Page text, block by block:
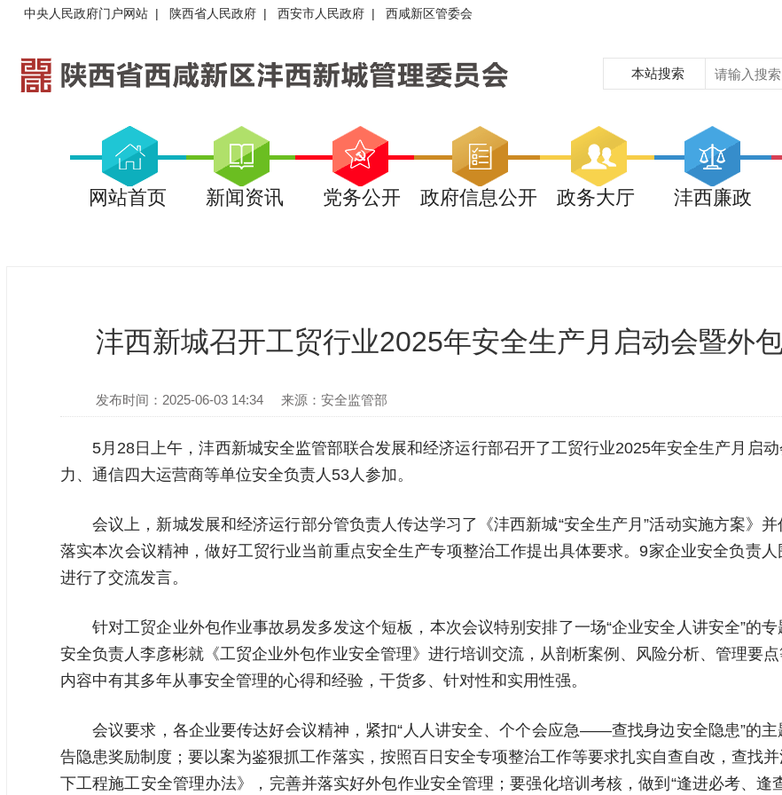
中央人民政府门户网站 | 陕西省人民政府 | 西安市人民政府 | 西咸新区管委会
本站搜索
网站首页 新闻资讯 党务公开 政府信息公开 政务大厅 沣西廉政
沣西新城召开工贸行业2025年安全生产月启动会暨外
发布时间：2025-06-03 14:34 来源：安全监管部
5月28日上午，沣西新城安全监管部联合发展和经济运行部召开了工贸行业2025年安全生产月启
力、通信四大运营商等单位安全负责人53人参加。
会议上，新城发展和经济运行部分管负责人传达学习了《沣西新城“安全生产月”活动实施方案》
落实本次会议精神，做好工贸行业当前重点安全生产专项整治工作提出具体要求。9家企业安全负责
进行了交流发言。
针对工贸企业外包作业事故易发多发这个短板，本次会议特别安排了一场“企业安全人讲安全”的
安全负责人李彦彬就《工贸企业外包作业安全管理》进行培训交流，从剖析案例、风险分析、管理要
内容中有其多年从事安全管理的心得和经验，干货多、针对性和实用性强。
会议要求，各企业要传达好会议精神，紧扣“人人讲安全、个个会应急——查找身边安全隐患”的
告隐患奖励制度；要以案为鉴狠抓工作落实，按照百日安全专项整治工作等要求扎实自查自改，查找
下工程施工安全管理办法》，完善并落实好外包作业安全管理；要强化培训考核，做到“逢进必考、逢